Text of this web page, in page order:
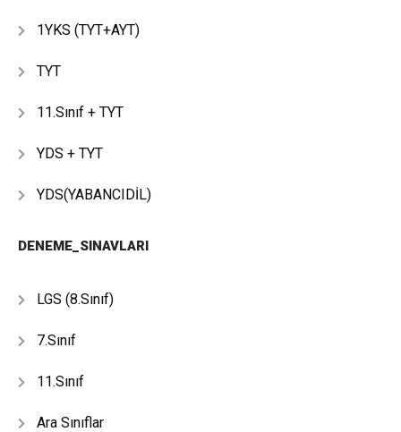
1YKS (TYT+AYT)
TYT
11.Sınıf + TYT
YDS + TYT
YDS(YABANCIDİL)
DENEME_SINAVLARI
LGS (8.Sınıf)
7.Sınıf
11.Sınıf
Ara Sınıflar